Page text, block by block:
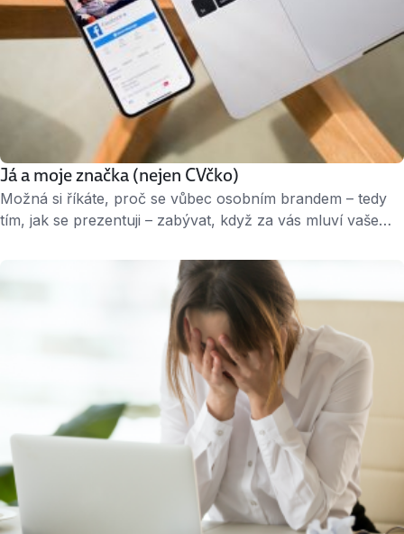
Já a moje značka (nejen CVčko)
Možná si říkáte, proč se vůbec osobním brandem – tedy
tím, jak se prezentuji – zabývat, když za vás mluví vaše
o nich mnoho lidí vědět nebude. Téma osobního brandu
v online prostředí nabývá na důležitosti posledních několik
let. A v aktuální situaci, kdy …